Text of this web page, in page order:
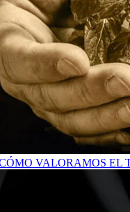
VALORAMOS EL